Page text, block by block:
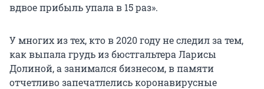
вдвое прибыль упала в 15 раз».
У многих из тех, кто в 2020 году не следил за тем,
как выпала грудь из бюстгальтера Ларисы
Долиной, а занимался бизнесом, в памяти
отчетливо запечатлелись коронавирусные